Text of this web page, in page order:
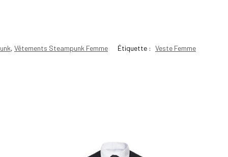
, Vêtements Steampunk Femme Étiquette : Veste Femme